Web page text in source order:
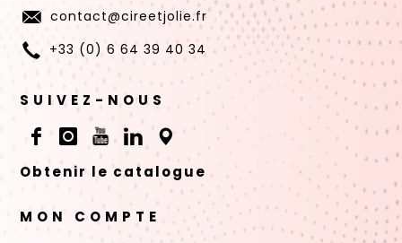
contact@cireetjolie.fr
+33 (0) 6 64 39 40 34
SUIVEZ-NOUS
Obtenir le catalogue
MON COMPTE